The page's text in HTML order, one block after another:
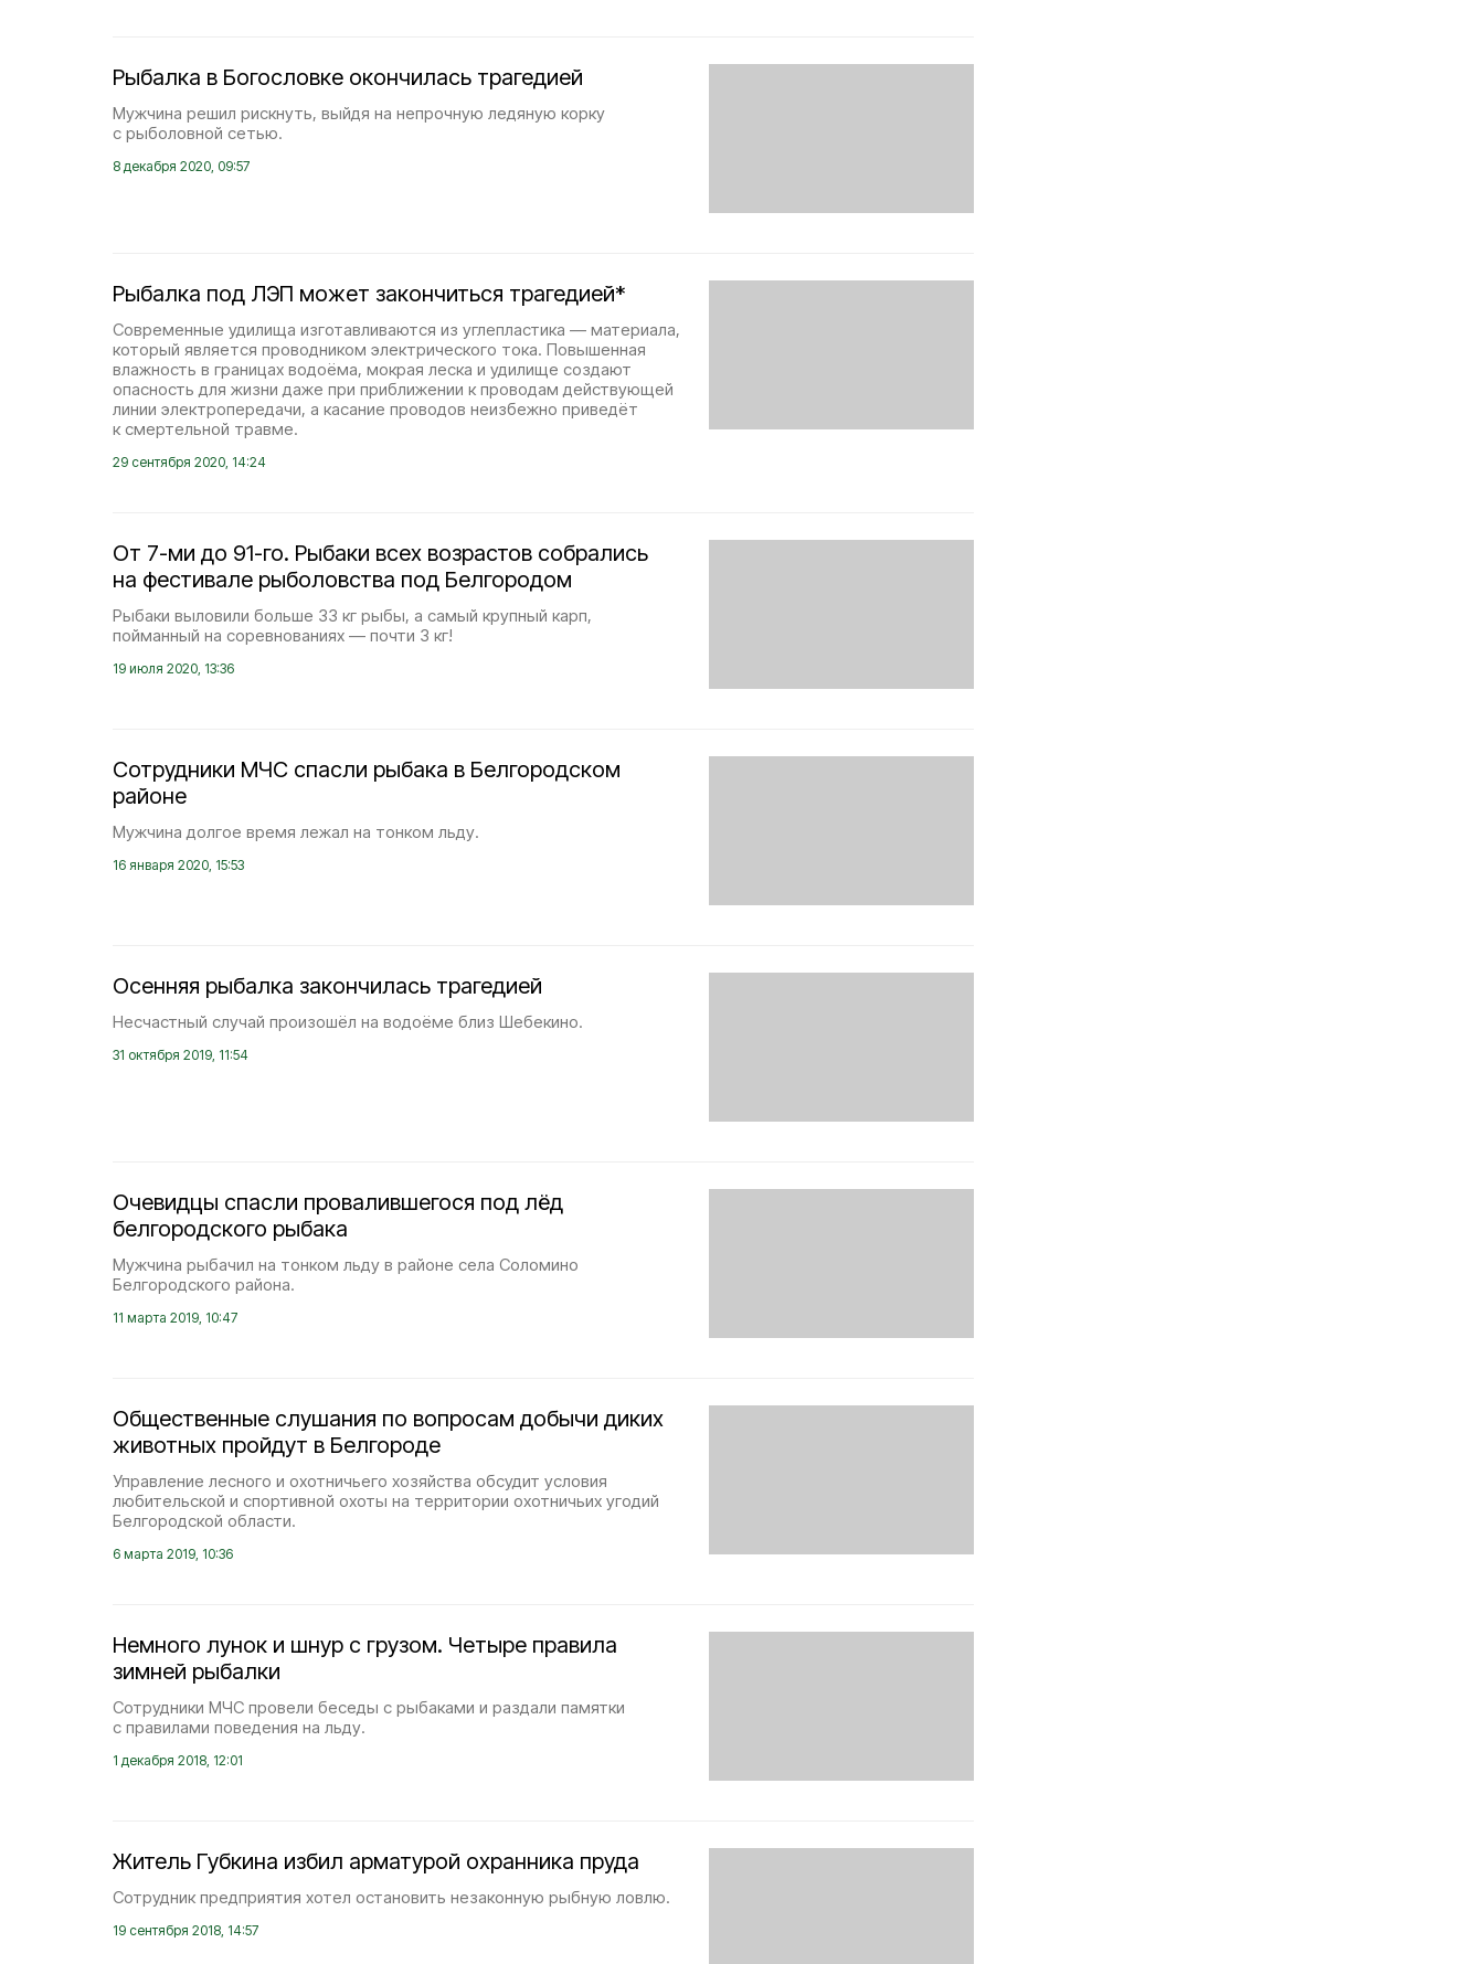
Рыбалка в Богословке окончилась трагедией
Мужчина решил рискнуть, выйдя на непрочную ледяную корку
с рыболовной сетью.
8 декабря 2020, 09:57
Рыбалка под ЛЭП может закончиться трагедией*
Современные удилища изготавливаются из углепластика — материала,
который является проводником электрического тока. Повышенная
влажность в границах водоёма, мокрая леска и удилище создают
опасность для жизни даже при приближении к проводам действующей
линии электропередачи, а касание проводов неизбежно приведёт
к смертельной травме.
29 сентября 2020, 14:24
От 7-ми до 91-го. Рыбаки всех возрастов собрались
на фестивале рыболовства под Белгородом
Рыбаки выловили больше 33 кг рыбы, а самый крупный карп,
пойманный на соревнованиях — почти 3 кг!
19 июля 2020, 13:36
Сотрудники МЧС спасли рыбака в Белгородском
районе
Мужчина долгое время лежал на тонком льду.
16 января 2020, 15:53
Осенняя рыбалка закончилась трагедией
Несчастный случай произошёл на водоёме близ Шебекино.
31 октября 2019, 11:54
Очевидцы спасли провалившегося под лёд
белгородского рыбака
Мужчина рыбачил на тонком льду в районе села Соломино
Белгородского района.
11 марта 2019, 10:47
Общественные слушания по вопросам добычи диких
животных пройдут в Белгороде
Управление лесного и охотничьего хозяйства обсудит условия
любительской и спортивной охоты на территории охотничьих угодий
Белгородской области.
6 марта 2019, 10:36
Немного лунок и шнур с грузом. Четыре правила
зимней рыбалки
Сотрудники МЧС провели беседы с рыбаками и раздали памятки
с правилами поведения на льду.
1 декабря 2018, 12:01
Житель Губкина избил арматурой охранника пруда
Сотрудник предприятия хотел остановить незаконную рыбную ловлю.
19 сентября 2018, 14:57